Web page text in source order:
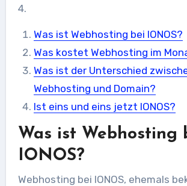
4.
Was ist Webhosting bei IONOS?
Was kostet Webhosting im
Was ist der Unterschied
Webhosting und Domain?
Ist eins und eins jetzt IONOS?
Was ist Webhosting
IONOS?
Webhosting bei IONOS, ehemals